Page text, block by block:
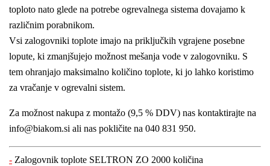
toploto nato glede na potrebe ogrevalnega sistema dovajamo k
različnim porabnikom.
Vsi zalogovniki toplote imajo na priključkih vgrajene posebne
lopute, ki zmanjšujejo možnost mešanja vode v zalogovniku. S
tem ohranjajo maksimalno količino toplote, ki jo lahko koristimo
za vračanje v ogrevalni sistem.
Za možnost nakupa z montažo (9,5 % DDV) nas kontaktirajte na
info@biakom.si ali nas pokličite na 040 831 950.
- Zalogovnik toplote SELTRON ZO 2000 količina